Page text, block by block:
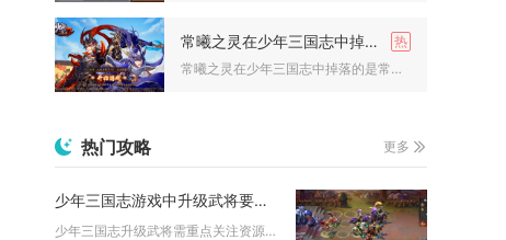
常曦之灵在少年三国志中掉下来的是什么
常曦之灵在少年三国志中掉落的是常曦暗金五选一碎片箱、暗金宠碎...
热门攻略 更多
少年三国志游戏中升级武将要注意什么问题
少年三国志升级武将需重点关注资源分配、等级与突破节奏、属性培...